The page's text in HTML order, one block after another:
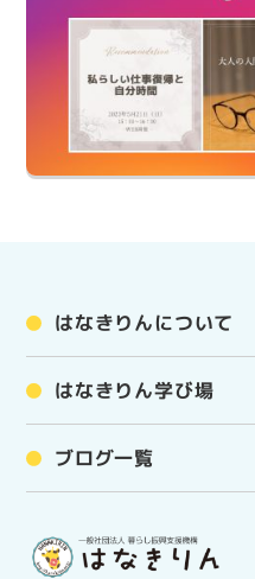
はなきりんについて
はなきりん学び場
ブログ一覧